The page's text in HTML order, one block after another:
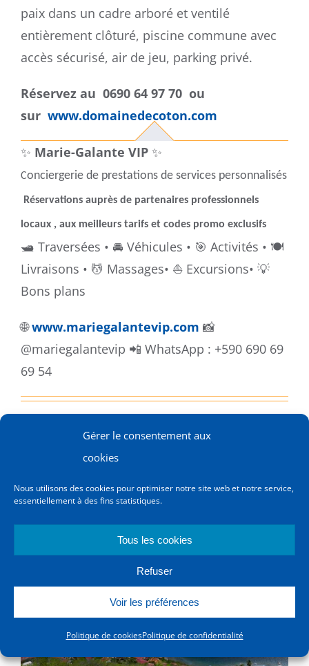
Gérer le consentement aux
cookies
Nous utilisons des cookies pour optimiser notre site web et notre service,
essentiellement à des fins statistiques.
Tous les cookies
Refuser
Voir les préférences
Politique de cookiesPolitique de confidentialité
paix dans un cadre arboré et ventilé
entièrement clôturé, piscine commune avec
accès sécurisé, air de jeu, parking privé.
Réservez au 0690 64 97 70 ou
sur www.domainedecoton.com
✨ Marie-Galante VIP✨
Conciergerie de prestations de services personnalisés
Réservations auprès de partenaires professionnels
locaux , aux meilleurs tarifs et codes promo exclusifs
🛥️ Traversées • 🚘 Véhicules • 🎯 Activités • 🍽️
Livraisons • 💆 Massages• ⛵️ Excursions• 💡
Bons plans
🌐 www.mariegalantevip.com 📸
@mariegalantevip 📲 WhatsApp : +590 690 69
69 54
Les Saintes
Au départ deSaint-François
pourLes Saintes! Cap sur l’un des plus beaux
des Caraïbes.